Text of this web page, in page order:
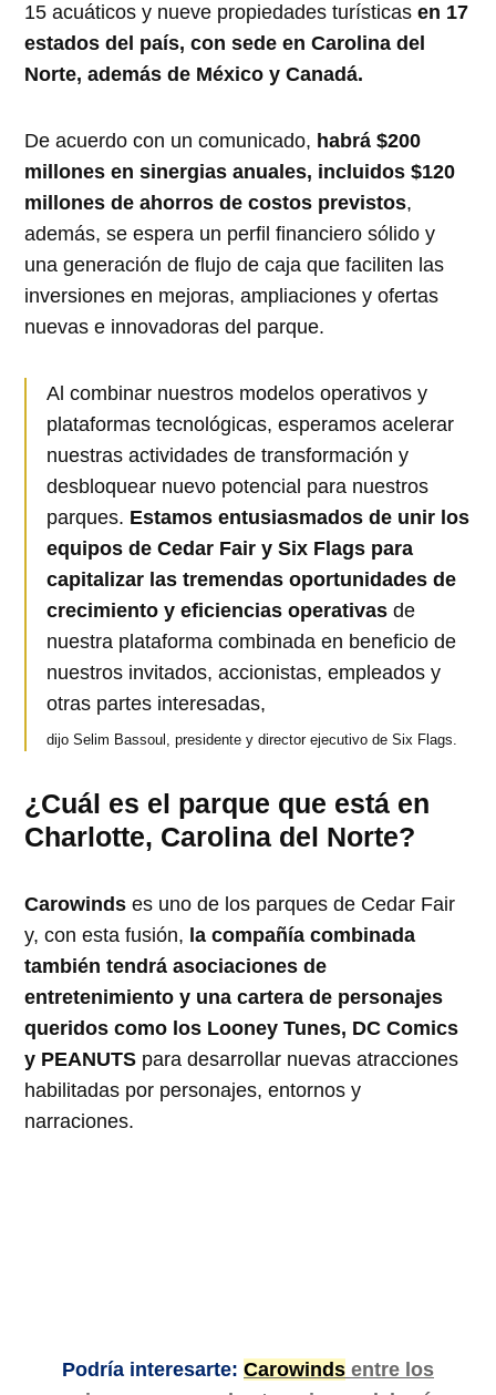
15 acuáticos y nueve propiedades turísticasen 17
estados del país, con sede en Carolina del
Norte, además de México y Canadá.
De acuerdo con un comunicado, habrá $200
millones en sinergias anuales, incluidos $120
millones de ahorros de costos previstos,
además, se espera un perfil financiero sólido y
una generación de flujo de caja que faciliten las
inversiones en mejoras, ampliaciones y ofertas
nuevas e innovadoras del parque.
Al combinar nuestros modelos operativos y
plataformas tecnológicas, esperamos acelerar
nuestras actividades de transformación y
desbloquear nuevo potencial para nuestros
parques. Estamos entusiasmados de unir los
equipos de Cedar Fair y Six Flags para
capitalizar las tremendas oportunidades de
crecimiento y eficiencias operativasde
nuestra plataforma combinada en beneficio de
nuestros invitados, accionistas, empleados y
otras partes interesadas,
dijo Selim Bassoul, presidente y director ejecutivo de Six Flags.
¿Cuál es el parque que está en
Charlotte, Carolina del Norte?
Carowinds es uno de los parques de Cedar Fair
y, con esta fusión, la compañía combinada
también tendrá asociaciones de
entretenimiento y una cartera de personajes
queridos como los Looney Tunes, DC Comics
y PEANUTS para desarrollar nuevas atracciones
habilitadas por personajes, entornos y
narraciones.
Podría interesarte: Carowinds entre los